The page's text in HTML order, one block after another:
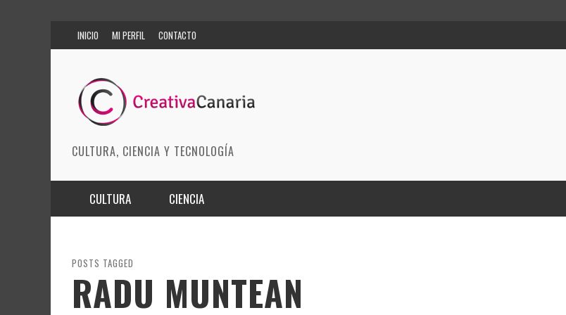
INICIO MI PERFIL CONTACTO
CULTURA, CIENCIA Y TECNOLOGÍA
CULTURA
ARTES ESCÉNICAS
MODA
CIENCIA
INNOVACIÓN
CIENCIAS DE LA TIERRA
POSTS TAGGED
RADU MUNTEAN